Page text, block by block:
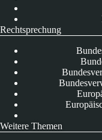
Rechtsprechung
Weitere Themen